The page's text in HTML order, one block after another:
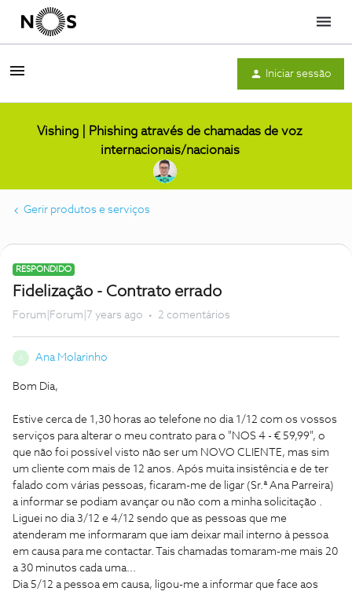
Menu
Iniciar sessão
Vishing | Phishing através de chamadas de voz
internacionais/nacionais
Gerir produtos e serviços
RESPONDIDO
Fidelização - Contrato errado
Forum|Forum|7 years ago 2 comentários
A Ana Molarinho
Bom Dia,
Estive cerca de 1,30 horas ao telefone no dia 1/12 com os vossos
serviços para alterar o meu contrato para o "NOS 4 - € 59,99", o
que não foi possível visto não ser um NOVO CLIENTE, mas sim
um cliente com mais de 12 anos. Após muita insistência e de ter
falado com várias pessoas, ficaram-me de ligar (Sr.ª Ana Parreira)
a informar se podiam avançar ou não com a minha solicitação .
Liguei no dia 3/12 e 4/12 sendo que as pessoas que me
atenderam me informaram que iam deixar mail interno à pessoa
em causa para me contactar. Tais chamadas tomaram-me mais 20
a 30 minutos cada uma...
Dia 5/12 a pessoa em causa, ligou-me a informar que face aos